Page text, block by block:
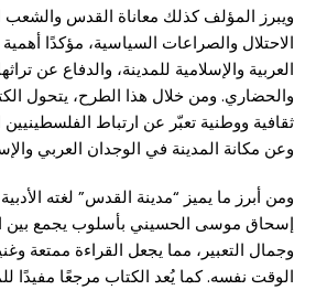
ويبرز المؤلف كذلك معاناة القدس
الاحتلال والصراعات السياسية، مؤكدًا
العربية والإسلامية للمدينة، والدفاع عن
والحضاري. ومن خلال هذا الطرح، يتحول
ثقافية ووطنية تعبّر عن ارتباط
وعن مكانة المدينة في الوجدان العربي
ومن أبرز ما يميز “مدينة القدس” لغته
إسحاق موسى الحسيني بأسلوب يجمع بين
وجمال التعبير، مما يجعل القراءة ممتعة
الوقت نفسه. كما يُعد الكتاب مرجعًا مفيدًا